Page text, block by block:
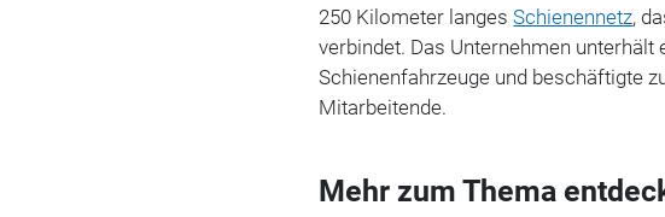
250 Kilometer langesSchienennetz,
verbindet. Das Unternehmen unterhält
Schienenfahrzeuge und beschäftigte
Mitarbeitende.
Mehr zum Thema